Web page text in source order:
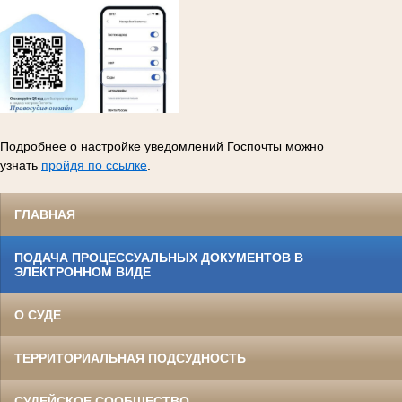
Подробнее о настройке уведомлений Госпочты можно
узнать пройдя по ссылке
ГЛАВНАЯ
ПОДАЧА ПРОЦЕССУАЛЬНЫХ ДОКУМЕНТОВ В
ЭЛЕКТРОННОМ ВИДЕ
О СУДЕ
ТЕРРИТОРИАЛЬНАЯ ПОДСУДНОСТЬ